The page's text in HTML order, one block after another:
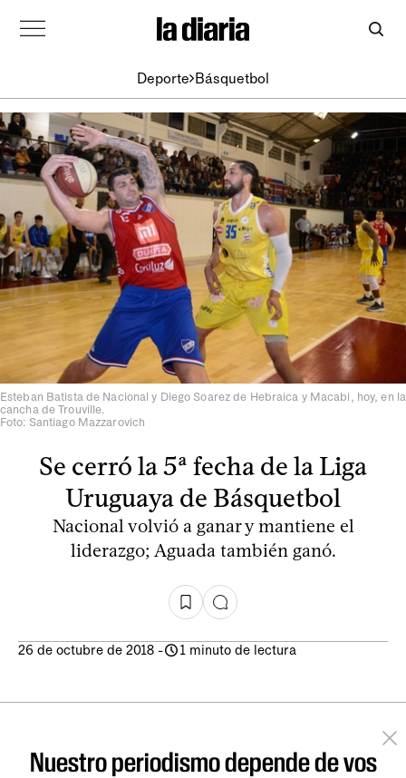
Deporte Básquetbol
Esteban Batista de Nacional y Diego Soarez de Hebraica y Macabi, hoy, en la
cancha de Trouville.
Foto: Santiago Mazzarovich
Se cerró la 5ª fecha de la Liga
Uruguaya de Básquetbol
Nacional volvió a ganar y mantiene el
liderazgo; Aguada también ganó.
26 de octubre de 2018 - 1 minuto de lectura
Nuestro periodismo depende de vos